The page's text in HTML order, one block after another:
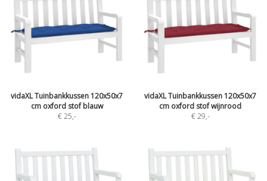
vidaXL Tuinbankkussen 120x50x7
cm oxford stof blauw
€ 25,-
vidaXL Tuinbankkussen 120x50x7
cm oxford stof wijnrood
€ 29,-